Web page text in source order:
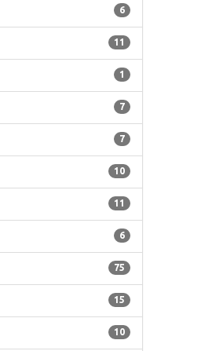
6
11
1
7
7
10
11
6
75
15
10